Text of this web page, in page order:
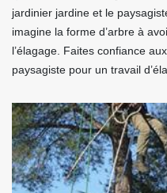
jardinier jardine et le
imagine la forme d’arbre à
l’élagage. Faites confiance
paysagiste pour un travail